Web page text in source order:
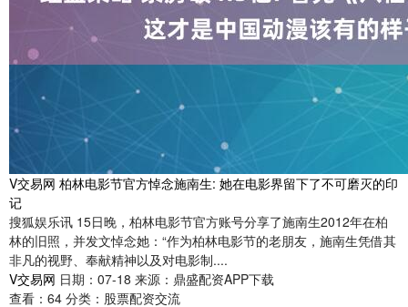
V交易网 柏林电影节官方悼念施南生: 她在电影界留下了不可磨灭的印
记
搜狐娱乐讯 15日晚，柏林电影节官方账号分享了施南生2012年在柏
林的旧照，并发文悼念她：“作为柏林电影节的老朋友，施南生凭借其
非凡的视野、奉献精神以及对电影制....
V交易网 日期：07-18 来源：鼎盛配资APP下载
查看： 64 分类： 股票配资交流